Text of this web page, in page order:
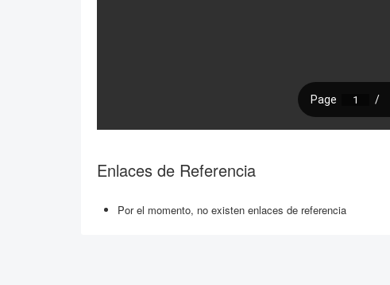
Enlaces de Referencia
Por el momento, no existen enlaces de referencia